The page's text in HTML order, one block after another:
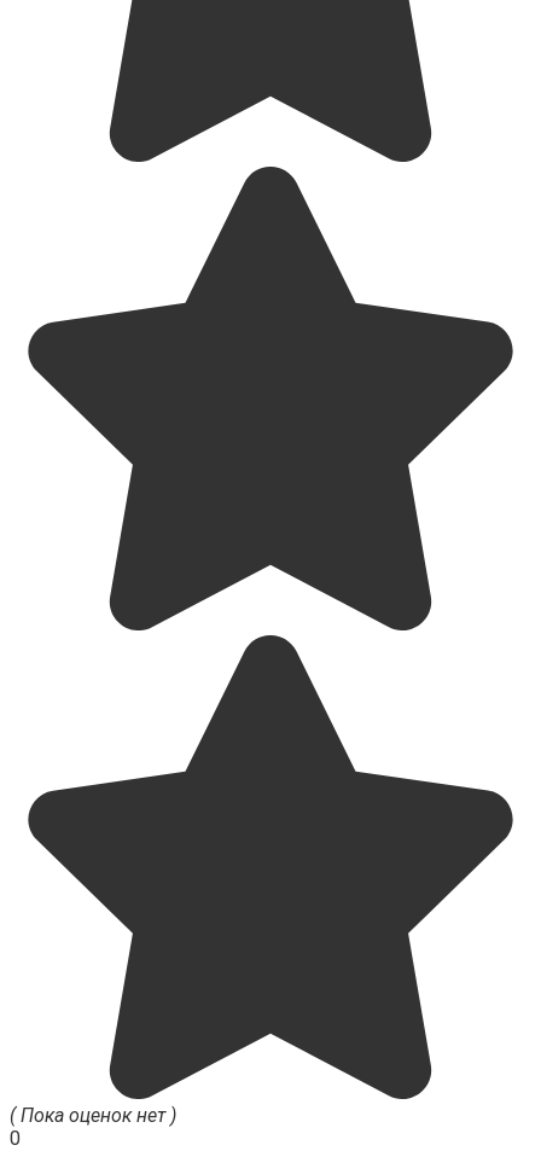
( Пока оценок нет )
0